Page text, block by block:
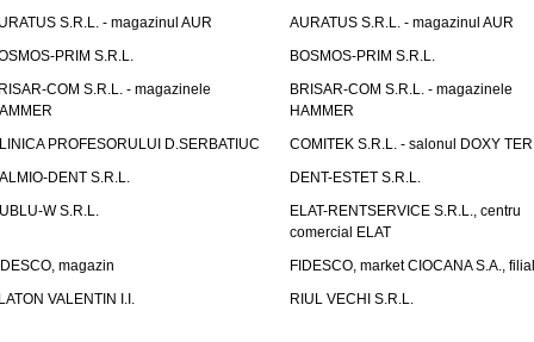
S.R.L. - magazinul AUR
AURATUS S.R.L. - magazinul AUR
PRIM S.R.L.
BOSMOS-PRIM S.R.L.
COM S.R.L. - magazinele
BRISAR-COM S.R.L. - magazinele
HAMMER
PROFESORULUI D.SERBATIUC
COMITEK S.R.L. - salonul DOXY
DENT S.R.L.
DENT-ESTET S.R.L.
W S.R.L.
ELAT-RENTSERVICE S.R.L., centru
comercial ELAT
magazin
FIDESCO, market CIOCANA S.A.,
VALENTIN I.I.
RIUL VECHI S.R.L.